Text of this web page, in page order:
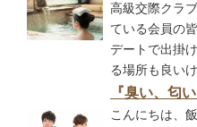
高級交際クラ
ている会員の
デートで出掛
る場所も良い
『臭い、匂
こんにちは、